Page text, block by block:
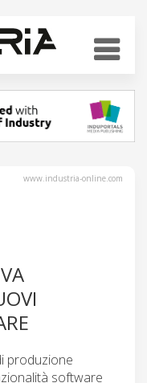
www.industria-online.com
produzione
software